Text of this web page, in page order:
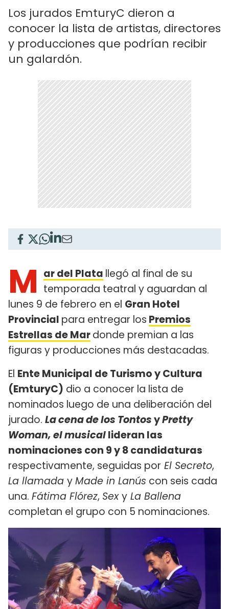
Los jurados EmturyC dieron a
conocer la lista de artistas, directores
y producciones que podrían recibir
un galardón.
M ar del Plata llegó al final de su
temporada teatral y aguardan al
lunes 9 de febrero en el Gran Hotel
Provincial para entregar los Premios
Estrellas de Mardonde premian a las
figuras y producciones más destacadas.
El Ente Municipal de Turismo y Cultura
(EmturyC) dio a conocer la lista de
nominados luego de una deliberación del
jurado. La cena de los TontosyPretty
Woman, el musicallideran las
nominaciones con 9 y 8 candidaturas
respectivamente, seguidas por El Secreto,
La llamada yMade in Lanús con seis cada
una. Fátima Flórez, Sexy La Ballena
completan el grupo con 5 nominaciones.